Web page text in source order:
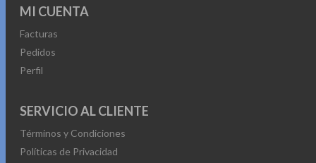
MI CUENTA
Facturas
Pedidos
Perfil
SERVICIO AL CLIENTE
Términos y Condiciones
Políticas de Privacidad